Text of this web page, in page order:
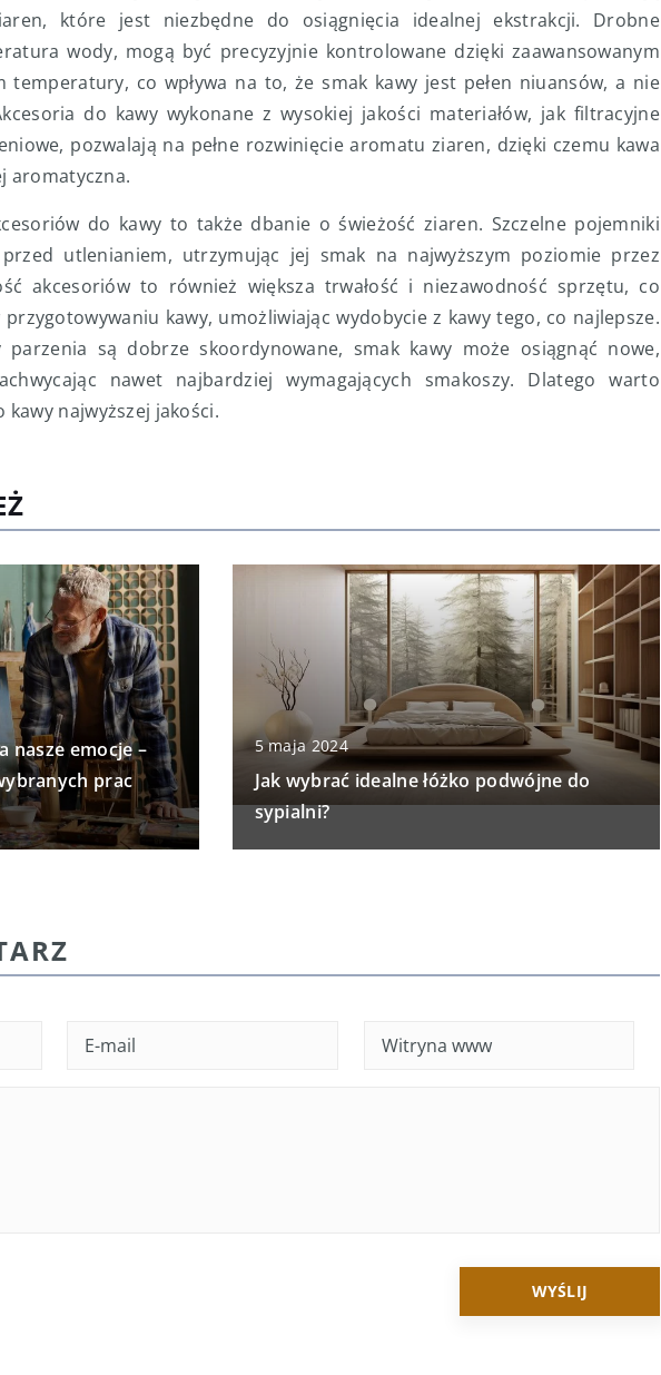
które jest niezbędne do osiągnięcia idealnej ekstrakcji. Drobne
wody, mogą być precyzyjnie kontrolowane dzięki zaawansowanym
temperatury, co wpływa na to, że smak kawy jest pełen niuansów, a nie
do kawy wykonane z wysokiej jakości materiałów, jak filtracyjne
pozwalają na pełne rozwinięcie aromatu ziaren, dzięki czemu kawa
aromatyczna.
do kawy to także dbanie o świeżość ziaren. Szczelne pojemniki
utlenianiem, utrzymując jej smak na najwyższym poziomie przez
akcesoriów to również większa trwałość i niezawodność sprzętu, co
przygotowywaniu kawy, umożliwiając wydobycie z kawy tego, co najlepsze.
parzenia są dobrze skoordynowane, smak kawy może osiągnąć nowe,
nawet najbardziej wymagających smakoszy. Dlatego warto
najwyższej jakości.
nasze emocje –
prac
5 maja 2024
Jak wybrać idealne łóżko podwójne do
sypialni?